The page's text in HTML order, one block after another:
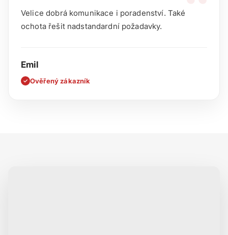
Velice dobrá komunikace i poradenství. Také
ochota řešit nadstandardní požadavky.
Emil
✓ Ověřený zákazník